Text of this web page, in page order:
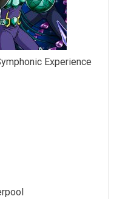
Experience